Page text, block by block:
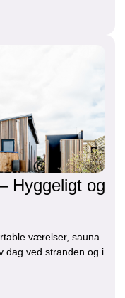
Hyggeligt og
værelser, sauna
dag ved stranden og i